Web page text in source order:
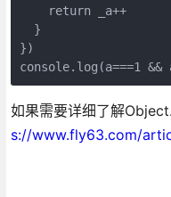
    return _a++
  }
})
console.log(a===1 &&
如果需要详细了解
s://www.fly63.com/